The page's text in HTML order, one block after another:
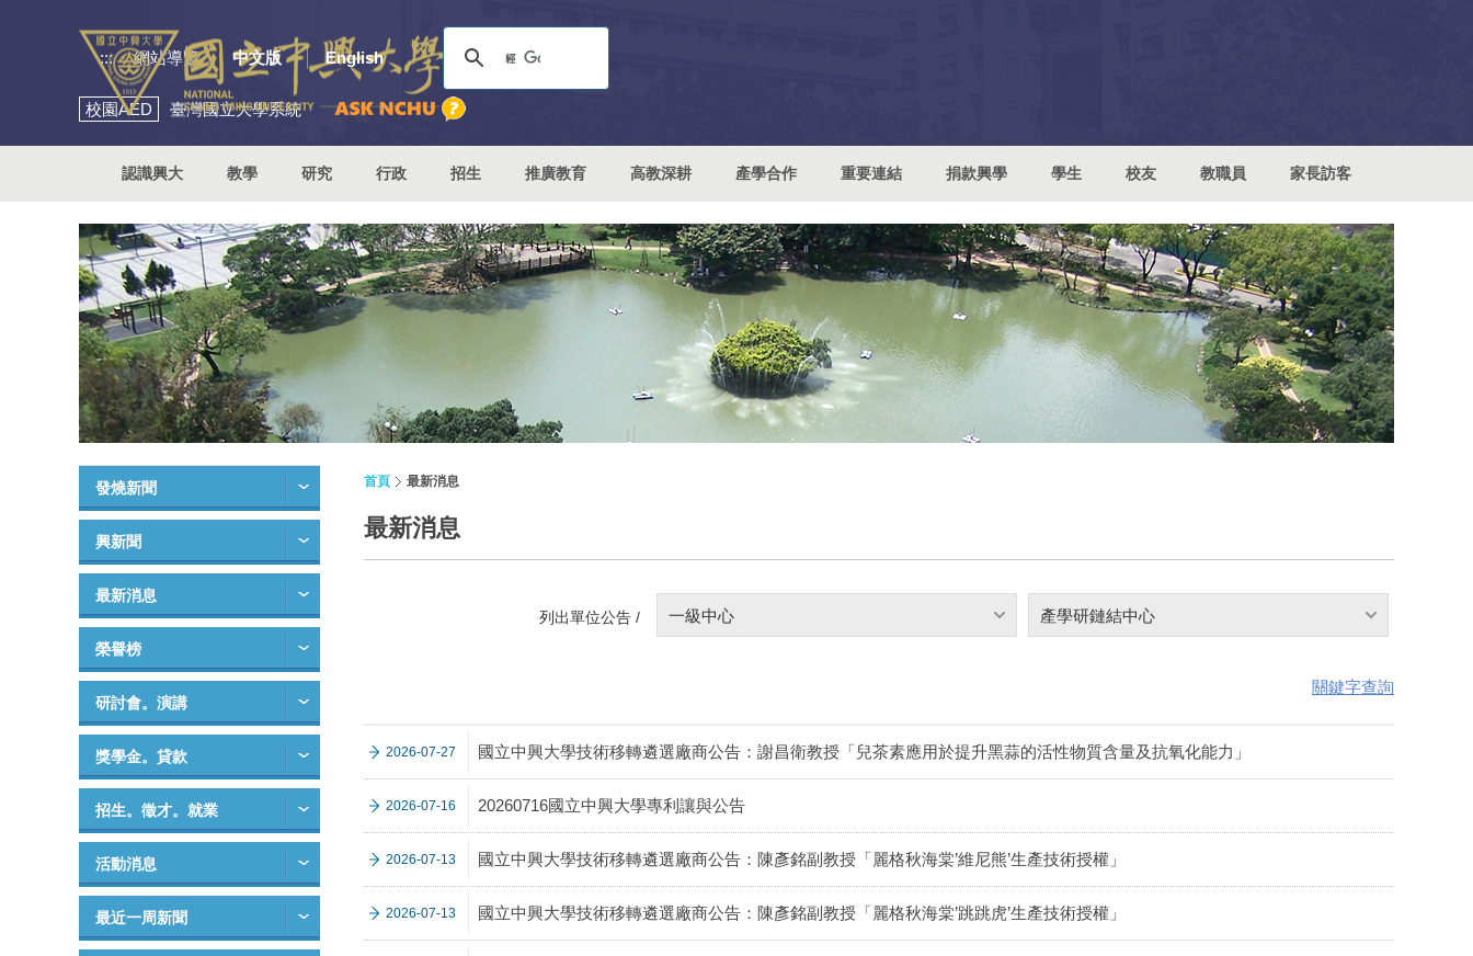
::: 網站導覽 中文版 English
校園AED 臺灣國立大學系統
認識興大 教學 研究 行政 招生 推廣教育 高教深耕 產學合作 重要連結 捐款興學 學生 校友 教職員 家長訪客
發燒新聞
興新聞
最新消息
榮譽榜
研討會。演講
獎學金。貸款
招生。徵才。就業
活動消息
最近一周新聞
首頁 最新消息
最新消息
列出單位公告 / 一級中心 產學研鏈結中心
關鍵字查詢
2026-07-27 國立中興大學技術移轉遴選廠商公告：謝昌衛教授「兒茶素應用於提升黑蒜的活性物質含量及抗氧化能力」
2026-07-16 20260716國立中興大學專利讓與公告
2026-07-13 國立中興大學技術移轉遴選廠商公告：陳彥銘副教授「麗格秋海棠’維尼熊’生產技術授權」
2026-07-13 國立中興大學技術移轉遴選廠商公告：陳彥銘副教授「麗格秋海棠’跳跳虎’生產技術授權」